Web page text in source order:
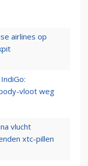
airlines op
vloot weg
vlucht
xtc-pillen